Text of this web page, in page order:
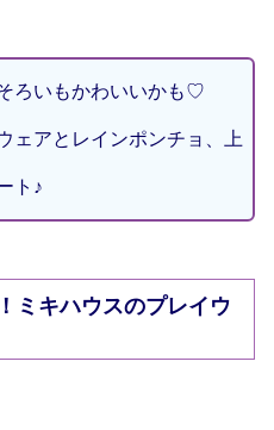
ろいもかわいいかも♡
ェアとレインポンチョ、上
ト♪
ミキハウスのプレイウ